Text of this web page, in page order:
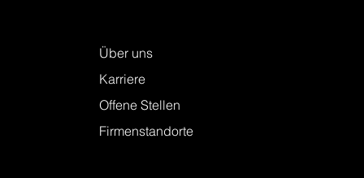
Über uns
Karriere
Offene Stellen
Firmenstandorte